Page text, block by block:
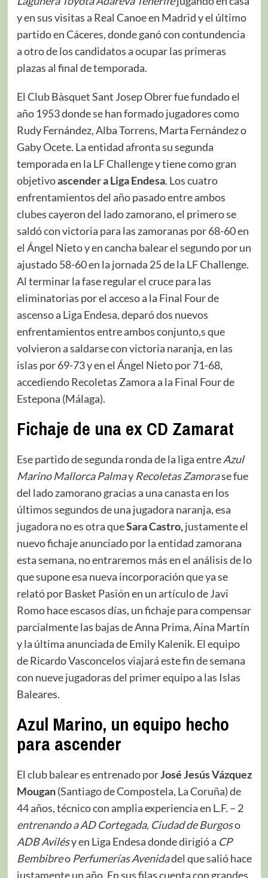
y en sus visitas a Real Canoe en Madrid y el último
partido en Cáceres, donde ganó con contundencia
a otro de los candidatos a ocupar las primeras
plazas al final de temporada.
El Club Bàsquet Sant Josep Obrer fue fundado el
año 1953 donde se han formado jugadores como
Rudy Fernández, Alba Torrens, Marta Fernández o
Gaby Ocete. La entidad afronta su segunda
temporada en la LF Challenge y tiene como gran
objetivoascender a Liga Endesa. Los cuatro
enfrentamientos del año pasado entre ambos
clubes cayeron del lado zamorano, el primero se
saldó con victoria para las zamoranas por 68-60 en
el Ángel Nieto y en cancha balear el segundo por un
ajustado 58-60 en la jornada 25 de la LF Challenge.
Al terminar la fase regular el cruce para las
eliminatorias por el acceso a la Final Four de
ascenso a Liga Endesa, deparó dos nuevos
enfrentamientos entre ambos conjunto,s que
volvieron a saldarse con victoria naranja, en las
islas por 69-73 y en el Ángel Nieto por 71-68,
accediendo Recoletas Zamora a la Final Four de
Estepona (Málaga).
Fichaje de una ex CD Zamarat
Ese partido de segunda ronda de la liga entreAzul
Marino Mallorca Palmay Recoletas Zamorase fue
del lado zamorano gracias a una canasta en los
últimos segundos de una jugadora naranja, esa
jugadora no es otra queSara Castro,justamente el
nuevo fichaje anunciado por la entidad zamorana
esta semana, no entraremos más en el análisis de lo
que supone esa nueva incorporación que ya se
relató por Basket Pasión en un artículo de Javi
Romo hace escasos días, un fichaje para compensar
parcialmente las bajas de Anna Prima, Aina Martín
y la última anunciada de Emily Kalenik. El equipo
de Ricardo Vasconcelos viajará este fin de semana
con nueve jugadoras del primer equipo a las Islas
Baleares.
Azul Marino, un equipo hecho
para ascender
El club balear es entrenado porJosé Jesús Vázquez
Mougan(Santiago de Compostela, La Coruña) de
44 años, técnico con amplia experiencia en L.F. – 2
entrenando a AD Cortegada, Ciudad de Burgoso
ADB Avilésy en Liga Endesa donde dirigió a CP
BembibreoPerfumerías Avenidadel que salió hace
justamente un año. En sus filas cuenta con grandes